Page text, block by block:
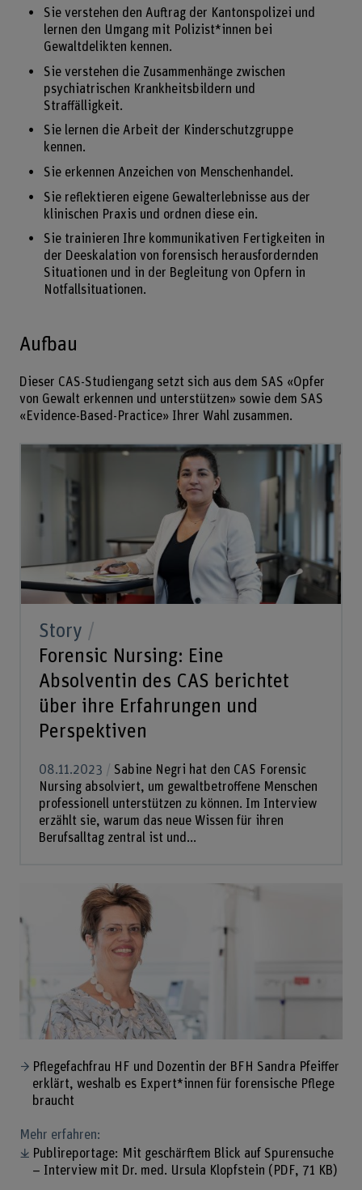
Sie verstehen den Auftrag der Kantonspolizei und
lernen den Umgang mit Polizist*innen bei
Gewaltdelikten kennen.
Sie verstehen die Zusammenhänge zwischen
psychiatrischen Krankheitsbildern und
Straffälligkeit.
Sie lernen die Arbeit der Kinderschutzgruppe
kennen.
Sie erkennen Anzeichen von Menschenhandel.
Sie reflektieren eigene Gewalterlebnisse aus der
klinischen Praxis und ordnen diese ein.
Sie trainieren Ihre kommunikativen Fertigkeiten in
der Deeskalation von forensisch herausfordernden
Situationen und in der Begleitung von Opfern in
Notfallsituationen.
Aufbau
Dieser CAS-Studiengang setzt sich aus dem SAS «Opfer
von Gewalt erkennen und unterstützen» sowie dem SAS
«Evidence-Based-Practice» Ihrer Wahl zusammen.
Story
Forensic Nursing: Eine
Absolventin des CAS berichtet
über ihre Erfahrungen und
Perspektiven
08.11.2023
Sabine Negri hat den CAS Forensic
Nursing absolviert, um gewaltbetroffene Menschen
professionell unterstützen zu können. Im Interview
erzählt sie, warum das neue Wissen für ihren
Berufsalltag zentral ist und...
Pflegefachfrau HF und Dozentin der BFH Sandra Pfeiffer
erklärt, weshalb es Expert*innen für forensische Pflege
braucht
Mehr erfahren:
Publireportage: Mit geschärftem Blick auf Spurensuche
– Interview mit Dr. med. Ursula Klopfstein (PDF, 71 KB)